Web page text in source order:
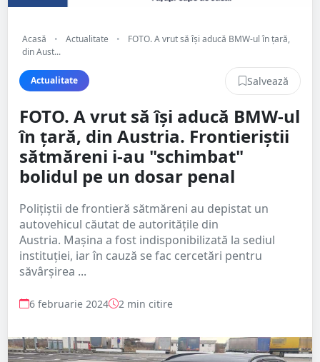
Acasă • Actualitate •
FOTO. A vrut să își aducă BMW-ul în țară,
din Aust...
Actualitate Salvează
FOTO. A vrut să își aducă BMW-ul
în țară, din Austria. Frontieriștii
sătmăreni i-au "schimbat"
bolidul pe un dosar penal
Poliţiştii de frontieră sătmăreni au depistat un
autovehicul căutat de autoritățile din
Austria. Mașina a fost indisponibilizată la sediul
instituției, iar în cauză se fac cercetări pentru
săvârșirea ...
6 februarie 2024 2 min citire